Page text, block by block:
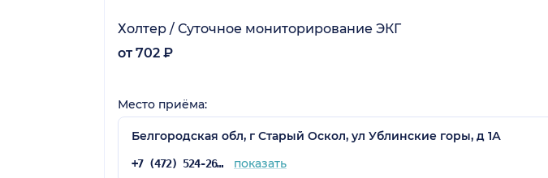
Холтер / Суточное мониторирование ЭКГ
от 702 ₽
Место приёма:
Белгородская обл, г Старый Оскол, ул Ублинские горы, д 1А
+7 (472) 524-26-63 показать